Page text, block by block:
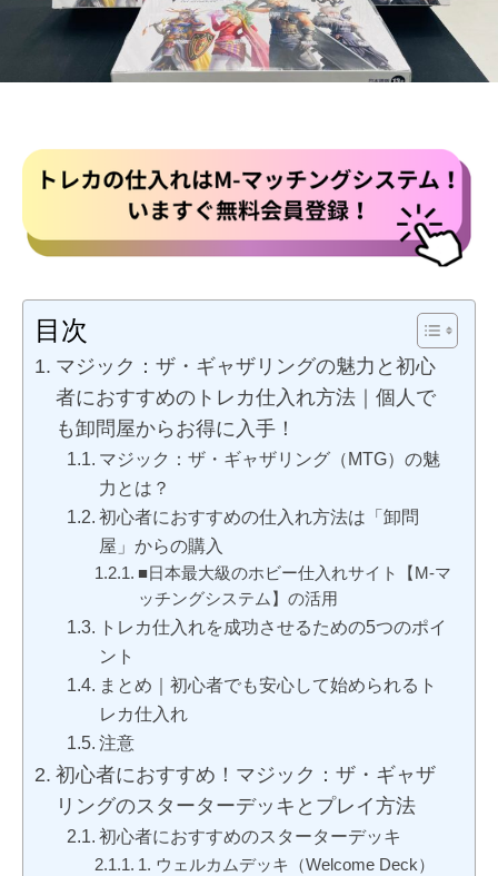
目次
マジック：ザ・ギャザリングの魅力と初心
者におすすめのトレカ仕入れ方法｜個人で
も卸問屋からお得に入手！
マジック：ザ・ギャザリング（MTG）の魅
力とは？
初心者におすすめの仕入れ方法は「卸問
屋」からの購入
■日本最大級のホビー仕入れサイト【M-マ
ッチングシステム】の活用
トレカ仕入れを成功させるための5つのポイ
ント
まとめ｜初心者でも安心して始められるト
レカ仕入れ
注意
初心者におすすめ！マジック：ザ・ギャザ
リングのスターターデッキとプレイ方法
初心者におすすめのスターターデッキ
1. ウェルカムデッキ（Welcome Deck）